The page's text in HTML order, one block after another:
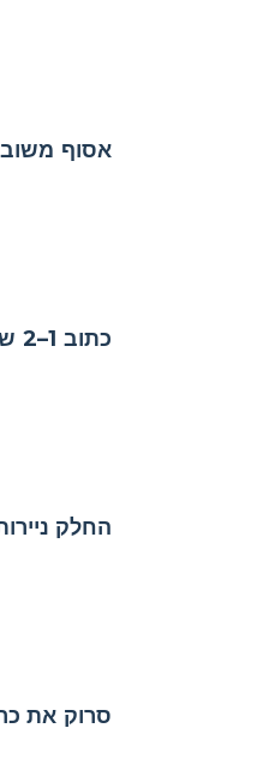
אסוף
כתוב 1–2 שאלות
החלק
סרוק את